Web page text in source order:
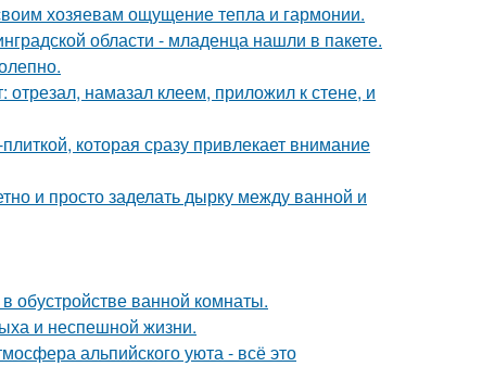
хозяевам ощущение тепла и гармонии.
области - младенца нашли в пакете.
отрезал, намазал клеем, приложил к стене, и
которая сразу привлекает внимание
и просто заделать дырку между ванной и
обустройстве ванной комнаты.
и неспешной жизни.
альпийского уюта - всё это